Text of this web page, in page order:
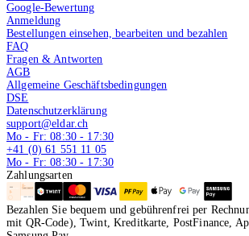
Google-Bewertung
Anmeldung
Bestellungen einsehen, bearbeiten und bezahlen
FAQ
Fragen & Antworten
AGB
Allgemeine Geschäftsbedingungen
DSE
Datenschutzerklärung
support@eldar.ch
Mo - Fr: 08:30 - 17:30
+41 (0) 61 551 11 05
Mo - Fr: 08:30 - 17:30
Zahlungsarten
Bezahlen Sie bequem und gebührenfrei per
mit QR-Code), Twint, Kreditkarte, PostFinance,